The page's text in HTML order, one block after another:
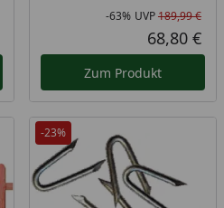
in ProzentPreis
Preis
-63% UVP189,99 €
68,80 €
Zum Produkt
-23%